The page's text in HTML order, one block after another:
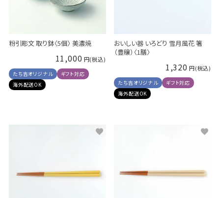
粉引彫文 取り鉢〈5個〉 美濃焼
11,000
たち吉オリジナル
ギフト対応
海外配送OK
おいしい器 いろどり 雪月風花 箸
（豊穣）〈1膳〉
1,320
たち吉オリジナル
ギフト対応
海外配送OK